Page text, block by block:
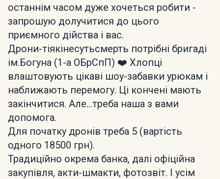
останнім часом дуже хочеться робити -
запрошую долучитися до цього
приємного дійства і вас.
Дрони-тіякінесутьсмерть потрібні бригаді
ім.Богуна (1-а ОБрСпП) ❤️ Хлопці
влаштовують цікаві шоу-забавки урюкам і
наближають перемогу. Ці кончені мають
закінчитися. Але…треба наша з вами
допомога.
Для початку дронів треба 5 (вартість
одного 18500 грн).
Традиційно окрема банка, далі офіційна
закупівля, акти-шмакти, фотозвіт. І усім